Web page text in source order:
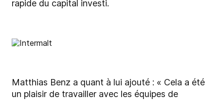
rapide du capital investi.
Matthias Benz a quant à lui ajouté : « Cela a été
un plaisir de travailler avec les équipes de